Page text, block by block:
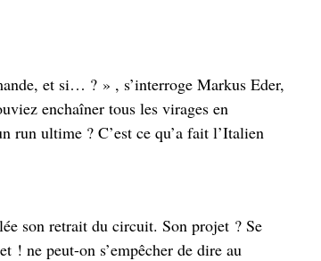
et si… ? » , s’interroge Markus Eder,
enchaîner tous les virages en
run ultime ? C’est ce qu’a fait l’Italien
son retrait du circuit. Son projet ? Se
! ne peut-on s’empêcher de dire au